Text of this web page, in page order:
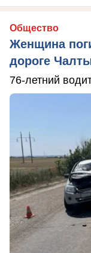
Общество
Женщина
дороге
76-летний